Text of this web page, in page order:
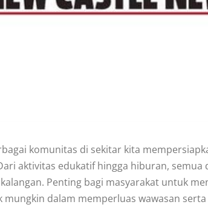
komunitas di sekitar kita
aktivitas edukatif hingga hiburan,
Penting bagi masyarakat untuk
dalam memperluas wawasan